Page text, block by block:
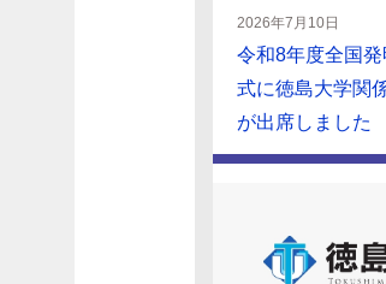
2026年7月10日
令和8年度全国
式に徳島大学関
が出席しました